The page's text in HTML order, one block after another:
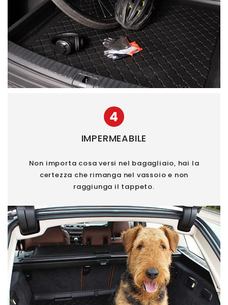
4
IMPERMEABILE
Non importa cosa versi nel bagagliaio, hai la
certezza che rimanga nel vassoio e non
raggiunga il tappeto.